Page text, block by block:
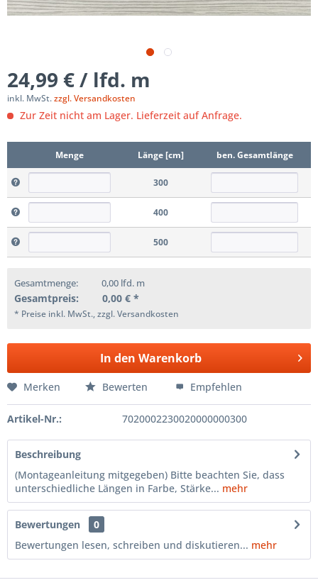
24,99 € / lfd. m
inkl. MwSt.zzgl. Versandkosten
Zur Zeit nicht am Lager. Lieferzeit auf Anfrage.
Menge Länge [cm] ben. Gesamtlänge
300
400
500
Gesamtmenge: 0,00 lfd. m
Gesamtpreis: 0,00 € *
* Preise inkl. MwSt., zzgl. Versandkosten
In den Warenkorb
Merken Bewerten Empfehlen
Artikel-Nr.: 7020002230020000000300
Beschreibung
(Montageanleitung mitgegeben) Bitte beachten Sie, dass
unterschiedliche Längen in Farbe, Stärke... mehr
Bewertungen
0
Bewertungen lesen, schreiben und diskutieren... mehr